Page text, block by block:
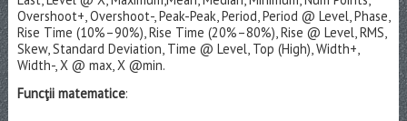
Overshoot+, Overshoot-, Peak-Peak, Period, Period @ Level, Phase,
Rise Time (10%–90%), Rise Time (20%–80%), Rise @ Level, RMS,
Skew, Standard Deviation, Time @ Level, Top (High), Width+,
Width-, X @ max, X @min.
Funcţii matematice: